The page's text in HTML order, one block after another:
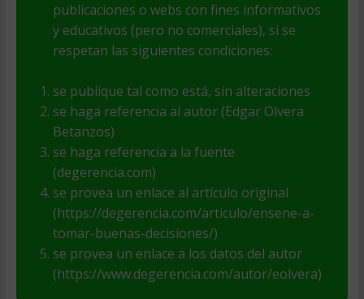
publicaciones o webs con fines informativos
y educativos (pero no comerciales), si se
respetan las siguientes condiciones:
se publique tal como está, sin alteraciones
se haga referencia al autor (Edgar Olvera
Betanzos)
se haga referencia a la fuente
(degerencia.com)
se provea un enlace al artículo original
(https://degerencia.com/articulo/ensene-a-
tomar-buenas-decisiones/)
se provea un enlace a los datos del autor
(https://www.degerencia.com/autor/eolvera)